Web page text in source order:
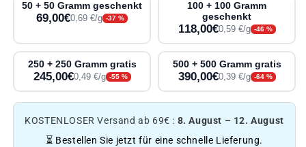
50 + 50 Gramm geschenkt
69,00€0,69 €/g -37 %
100 + 100 Gramm
geschenkt
118,00€0,59 €/g -46 %
250 + 250 Gramm gratis
245,00€0,49 €/g -55 %
500 + 500 Gramm gratis
390,00€0,39 €/g -64 %
KOSTENLOSER Versand ab 69€ : 8. August – 12. August
⏳ Bestellen Sie jetzt für eine schnelle Lieferung.